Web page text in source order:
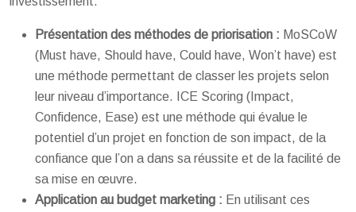
Présentation des méthodes de priorisation : MoSCoW
(Must have, Should have, Could have, Won’t have) est
une méthode permettant de classer les projets selon
leur niveau d’importance. ICE Scoring (Impact,
Confidence, Ease) est une méthode qui évalue le
potentiel d’un projet en fonction de son impact, de la
confiance que l’on a dans sa réussite et de la facilité de
sa mise en œuvre.
Application au budget marketing : En utilisant ces